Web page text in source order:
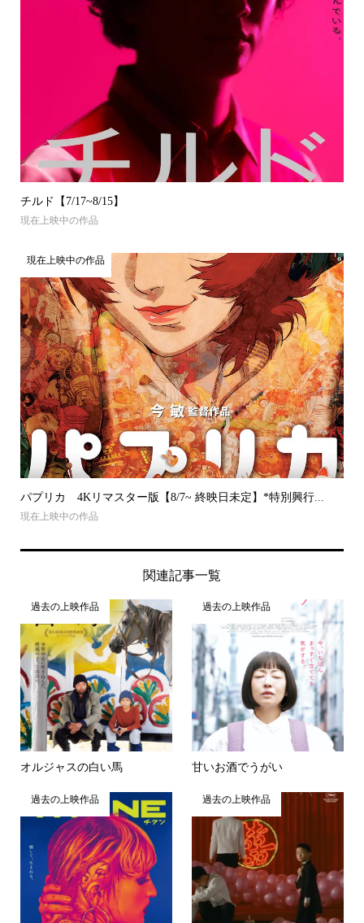
チルド【7/17~8/15】
現在上映中の作品
現在上映中の作品
パプリカ 4Kリマスター版【8/7~ 終映日未定】*特別興行...
現在上映中の作品
関連記事一覧
過去の上映作品
オルジャスの白い馬
過去の上映作品
甘いお酒でうがい
過去の上映作品 過去の上映作品